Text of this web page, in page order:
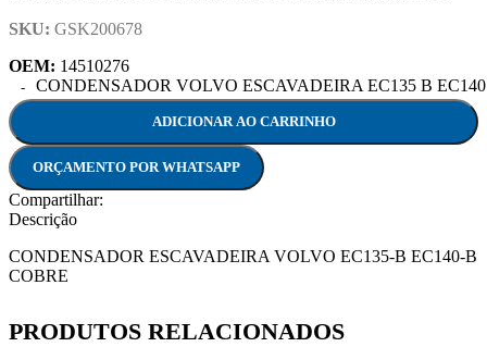
SKU: GSK200678
OEM: 14510276
CONDENSADOR VOLVO ESCAVADEIRA EC135 B
ADICIONAR AO CARRINHO
ORÇAMENTO POR WHATSAPP
Compartilhar:
Descrição
CONDENSADOR ESCAVADEIRA VOLVO EC135-B EC140-B
COBRE
PRODUTOS RELACIONADOS